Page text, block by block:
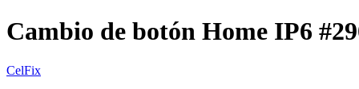
Cambio de botón Home IP6
CelFix